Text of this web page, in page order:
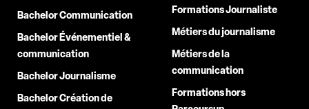
Bachelor Communication
Bachelor Événementiel &
communication
Bachelor Journalisme
Bachelor Création de
Formations Journaliste
Métiers du journalisme
Métiers de la
communication
Formations hors